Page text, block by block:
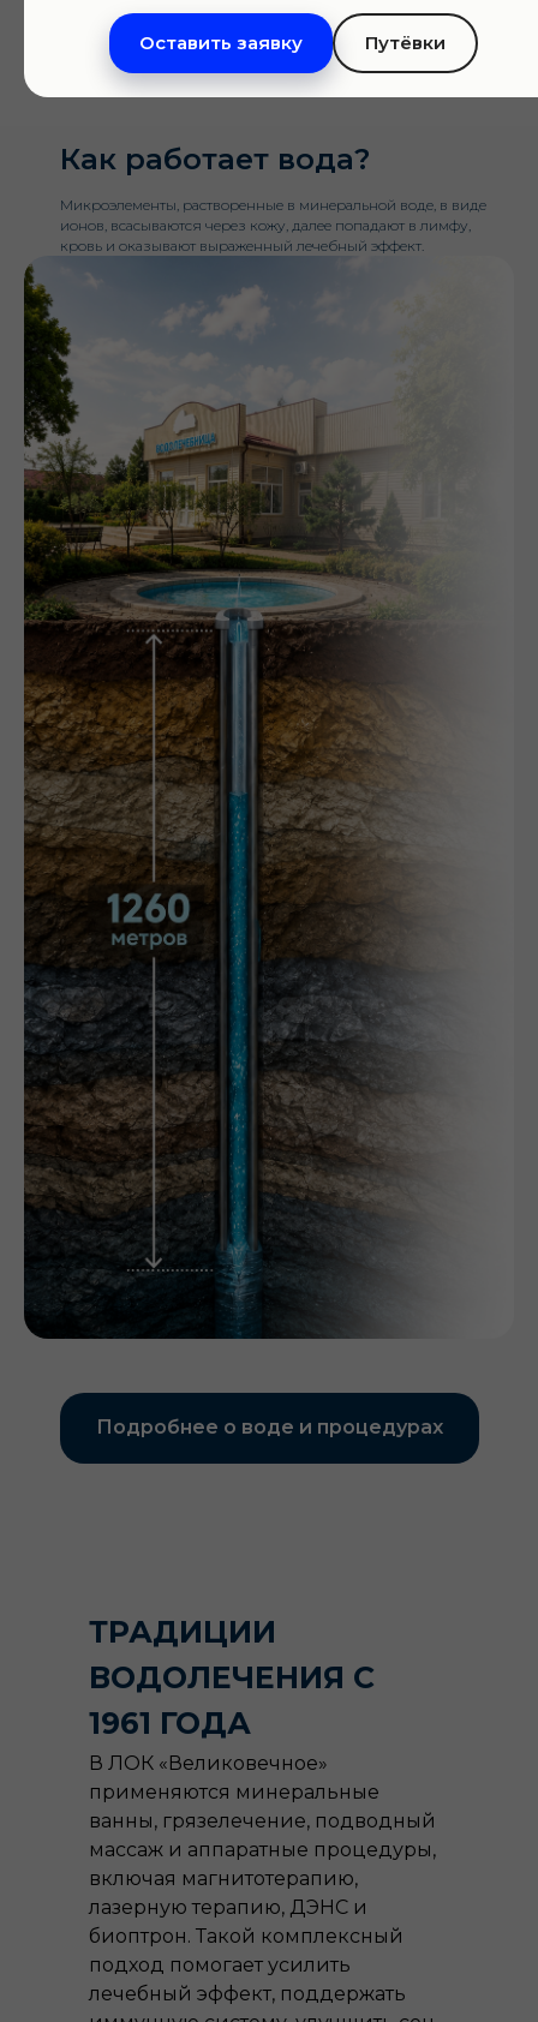
Оставить заявку Путёвки
Минеральная вода содержит ряд биологически активных
компонентов, таких как натрий, хлор, кремний, бор, йод, бром,
фтор, калий, магний, кальций и др. (в виде соответствующих
кислот), обладает щелочной реакцией среды.
Как работает вода?
Микроэлементы, растворенные в минеральной воде, в виде
ионов, всасываются через кожу, далее попадают в лимфу,
кровь и оказывают выраженный лечебный эффект.
Подробнее о воде и процедурах
ТРАДИЦИИ
ВОДОЛЕЧЕНИЯ С
1961 ГОДА
В ЛОК «Великовечное»
применяются минеральные
ванны, грязелечение, подводный
массаж и аппаратные процедуры,
включая магнитотерапию,
лазерную терапию, ДЭНС и
биоптрон. Такой комплексный
подход помогает усилить
лечебный эффект, поддержать